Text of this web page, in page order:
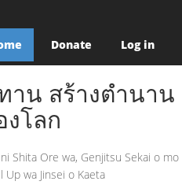
Donate Log in
าน สร้างตำนาน
โลก
Shita Ore wa, Genjitsu Sekai o mo
wa Jinsei o Kaeta